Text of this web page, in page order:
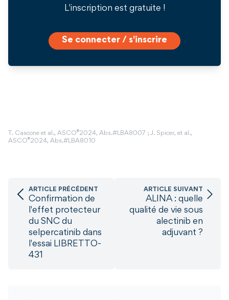
L'inscription est gratuite !
Se connecter / s'inscrire
T. Cascone et al., ASCO®2024, Abs.#LBA8007 ; J. Spicer, et al.,
ASCO®2024, Abs.#LBA8010
ARTICLE PRÉCÉDENT
Confirmation de
l'effet protecteur
du SNC du
selpercatinib dans
l'essai LIBRETTO-
431
ARTICLE SUIVANT
ALINA : quelle
qualité de vie sous
alectinib en
adjuvant ?